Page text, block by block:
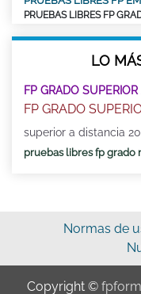
PRUEBAS LIBRES FP
LO
FP GRADO
FP GRADO
superior a distancia
pruebas libres fp grado
Normas de
Copyright ©